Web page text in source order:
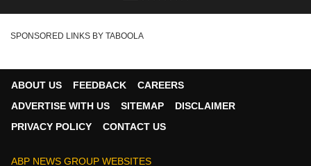
SPONSORED LINKS BY TABOOLA
ABOUT US FEEDBACK
CAREERS
ADVERTISE WITH US
SITEMAP
DISCLAIMER
PRIVACY POLICY
CONTACT US
ABP NEWS GROUP WEBSITES